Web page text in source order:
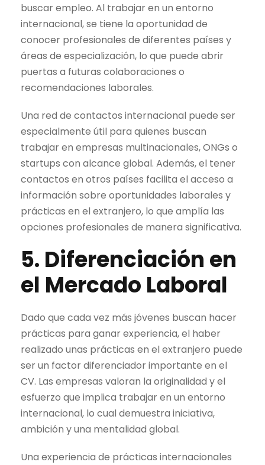
buscar empleo. Al trabajar en un entorno
internacional, se tiene la oportunidad de
conocer profesionales de diferentes países y
áreas de especialización, lo que puede abrir
puertas a futuras colaboraciones o
recomendaciones laborales.
Una red de contactos internacional puede ser
especialmente útil para quienes buscan
trabajar en empresas multinacionales, ONGs o
startups con alcance global. Además, el tener
contactos en otros países facilita el acceso a
información sobre oportunidades laborales y
prácticas en el extranjero, lo que amplía las
opciones profesionales de manera significativa.
5. Diferenciación en
el Mercado Laboral
Dado que cada vez más jóvenes buscan hacer
prácticas para ganar experiencia, el haber
realizado unas prácticas en el extranjero puede
ser un factor diferenciador importante en el
CV. Las empresas valoran la originalidad y el
esfuerzo que implica trabajar en un entorno
internacional, lo cual demuestra iniciativa,
ambición y una mentalidad global.
Una experiencia de prácticas internacionales